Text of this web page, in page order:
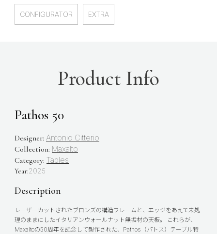
CONFIGURATOR EXTRA
Product Info
Pathos 50
Designer: Antonio Citterio
Collection: Maxalto
Category: Tables
Year:2025
Description
レーザーカットされたブロンズの構造フレームと、エッジをあえて未処
理のままにしたイタリアンウォールナット無垢材の天板。 これらが、
Maxaltoの50周年を記念して製作された、Pathos（パトス）テーブル特